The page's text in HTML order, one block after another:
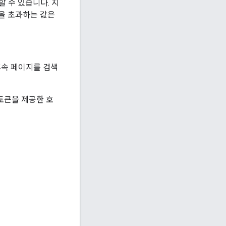
수 있습니다. 지
초과하는 값은
페이지를 검색
큰을 제공한 호